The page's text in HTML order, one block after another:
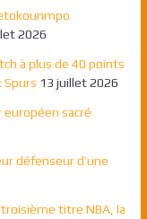
2026
à plus de 40 points
Spurs 13 juillet 2026
européen sacré
défenseur d’une
troisième titre NBA, la